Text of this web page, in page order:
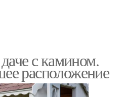
с камином.
расположение